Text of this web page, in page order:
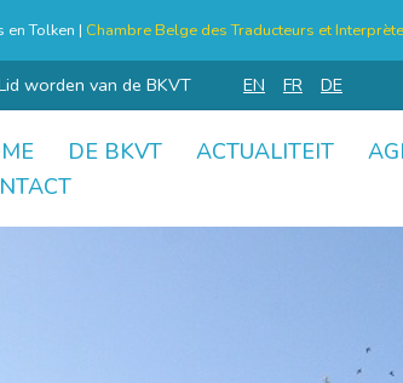
Tolken | Chambre Belge des Traducteurs et
worden van de BKVT EN FR DE
DE BKVT ACTUALITEIT